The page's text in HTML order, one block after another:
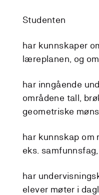
Studenten
har kunnskaper
læreplanen, og
har inngående
områdene tall,
geometriske
har kunnskap om
eks.
har
elever møter i